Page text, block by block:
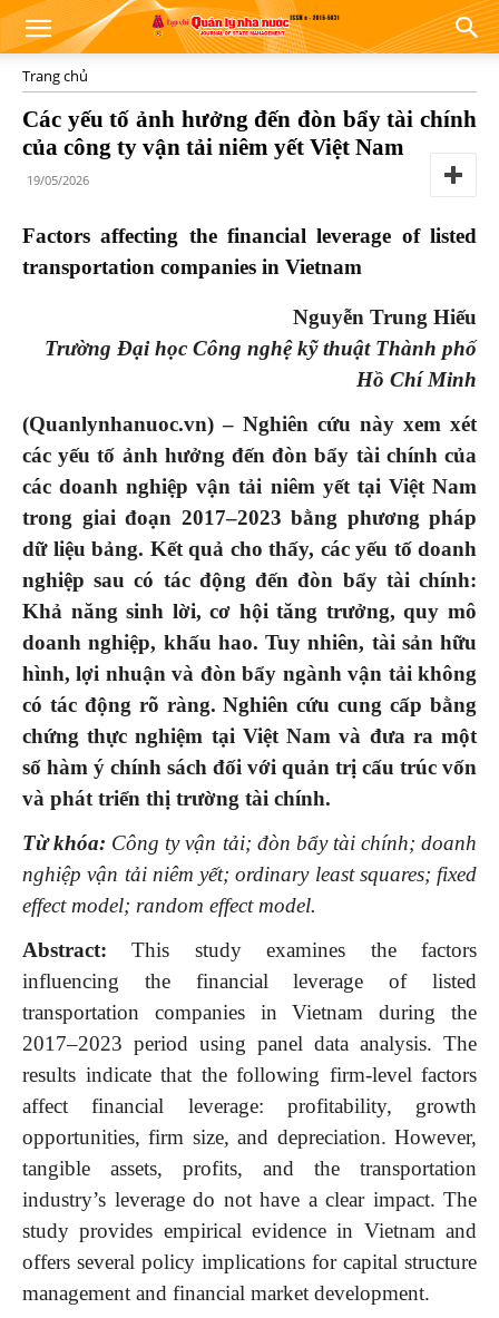
Trang chủ
Các yếu tố ảnh hưởng đến đòn bẩy tài chính
của công ty vận tải niêm yết Việt Nam
19/05/2026
Factorsaffecting thefinancialleverage oflisted
transportation companies in Vietnam
Nguyễn Trung Hiếu
Trường Đại học Công nghệ kỹ thuật Thành phố
Hồ Chí Minh
(Quanlynhanuoc.vn) – Nghiên cứu này xem xét
các yếu tố ảnh hưởng đến đòn bẩy tài chính của
các doanh nghiệp vận tải niêm yết tại Việt Nam
trong giai đoạn 2017–2023 bằng phương pháp
dữ liệu bảng. Kết quả cho thấy, các yếu tố doanh
nghiệp sau có tác động đến đòn bẩy tài chính:
Khả năng sinh lời, cơ hội tăng trưởng, quy mô
doanh nghiệp, khấu hao. Tuy nhiên, tài sản hữu
hình, lợi nhuận và đòn bẩy ngành vận tải không
có tác động rõ ràng. Nghiên cứu cung cấp bằng
chứng thực nghiệm tại Việt Nam và đưa ra một
số hàm ý chính sách đối với quản trị cấu trúc vốn
và phát triển thị trường tài chính.
Từ khóa: Công ty vận tải; đòn bẩy tài chính; doanh
nghiệp vận tải niêm yết; ordinary least squares; fixed
effect model; random effect model.
Abstract:
This study examines the factors
influencing the financial leverage of listed
transportation companies in Vietnam during the
2017–2023 period using panel data analysis. The
results indicate that the following firm-level factors
affect financial leverage: profitability, growth
opportunities, firm size, and depreciation. However,
tangible assets, profits, and the transportation
industry’s leverage do not have a clear impact. The
study provides empirical evidence in Vietnam and
offers several policy implications for capital structure
management and financial market development.